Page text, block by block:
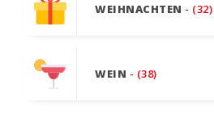
WEIHNACHTEN - (32)
WEIN - (38)